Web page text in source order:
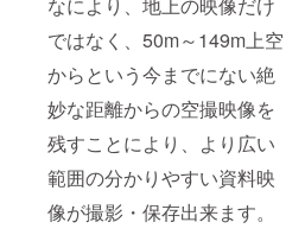
なにより、地上の映像だけ
ではなく、50m～149m上空
からという今までにない絶
妙な距離からの空撮映像を
残すことにより、より広い
範囲の分かりやすい資料映
像が撮影・保存出来ます。